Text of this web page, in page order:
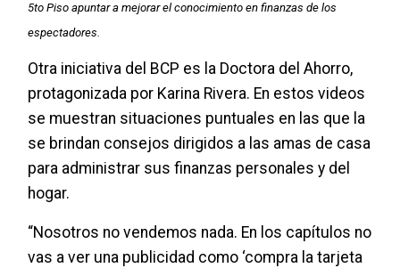
5to Piso apuntar a mejorar el conocimiento en finanzas de los
espectadores.
Otra iniciativa del BCP es la Doctora del Ahorro,
protagonizada por Karina Rivera. En estos videos
se muestran situaciones puntuales en las que la
se brindan consejos dirigidos a las amas de casa
para administrar sus finanzas personales y del
hogar.
“Nosotros no vendemos nada. En los capítulos no
vas a ver una publicidad como ‘compra la tarjeta